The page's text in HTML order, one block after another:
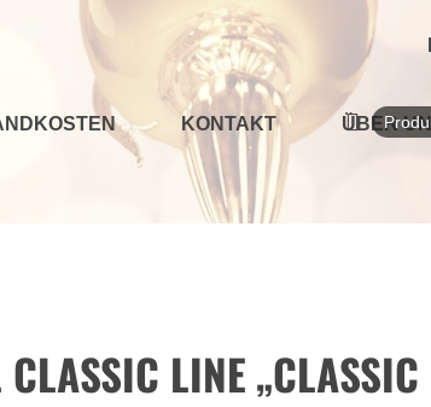
KONTAKT ÜBER
Suchen
CLASSIC LINE